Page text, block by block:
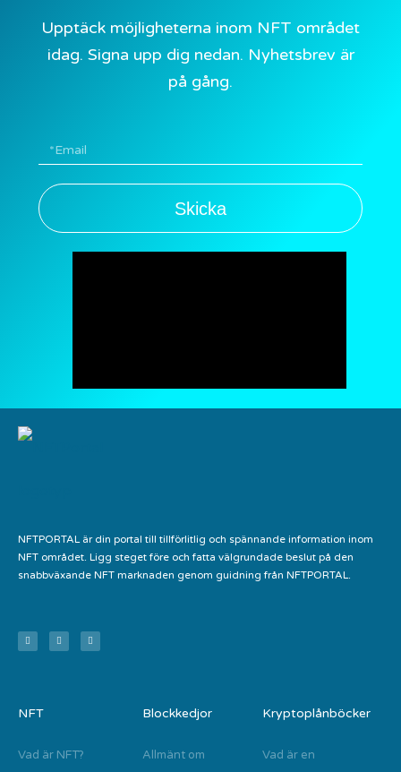
Upptäck möjligheterna inom NFT området
idag. Signa upp dig nedan. Nyhetsbrev är
på gång.
Skicka
NFTPORTAL är din portal till tillförlitlig och spännande information inom
NFT området. Ligg steget före och fatta välgrundade beslut på den
snabbväxande NFT marknaden genom guidning från NFTPORTAL.
NFT
Vad är NFT?
Blockkedjor
Allmänt om
Kryptoplånböcker
Vad är en